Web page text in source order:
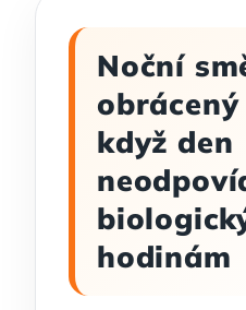
Noční
když den
hodinám